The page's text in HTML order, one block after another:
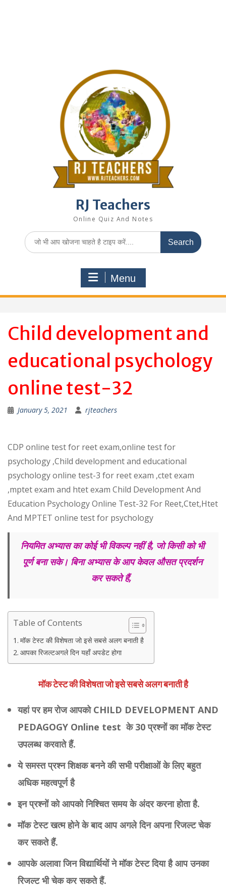
RJ Teachers
Online Quiz And Notes
Search
for:
Menu
Child development and
educational psychology
online test-32
January 5, 2021 rjteachers
CDP online test for reet exam,online test for
psychology ,Child development and educational
psychology online test-3 for reet exam ,ctet exam
,mptet exam and htet exam Child Development And
Education Psychology Online Test-32 For Reet,Ctet,Htet
And MPTET online test for psychology
नियमित अभ्यास का कोई भी विकल्प नहीं है, जो किसी को भी
पूर्ण बना सके। बिना अभ्यास के आप केवल औसत प्रदर्शन
कर सकते हैं,
Table of Contents
मॉक टेस्ट की विशेषता जो इसे सबसे अलग बनाती है
आपका रिजल्टअगले दिन यहाँ अपडेट होगा
मॉक टेस्ट की विशेषता जो इसे सबसे अलग बनाती है
यहां पर हम रोज आपको CHILD DEVELOPMENT AND
PEDAGOGY Online test के 30 प्रश्नों का मॉक टेस्ट
उपलब्ध करवाते हैं.
ये समस्त प्रश्न शिक्षक बनने की सभी परीक्षाओं के लिए बहुत
अधिक महत्वपूर्ण है
इन प्रश्नों को आपको निश्चित समय के अंदर करना होता है.
मॉक टेस्ट खत्म होने के बाद आप अगले दिन अपना रिजल्ट चेक
कर सकते हैं.
आपके अलावा जिन विद्यार्थियों ने मॉक टेस्ट दिया है आप उनका
रिजल्ट भी चेक कर सकते हैं.